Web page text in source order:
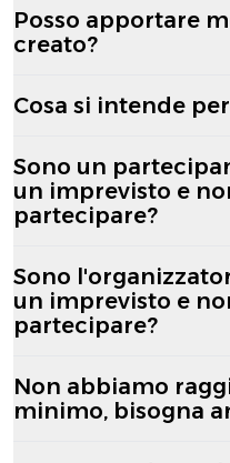
Posso apportare
creato?
Cosa si intende
Sono un
un imprevisto e
partecipare?
Sono
un imprevisto e
partecipare?
Non abbiamo
minimo, bisogna